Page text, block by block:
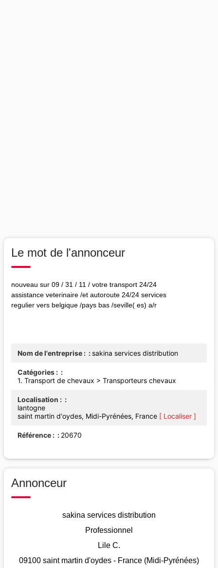
Le mot de l'annonceur
nouveau sur 09 / 31 / 11 / votre transport 24/24
assistance veterinaire /et autoroute 24/24 services
regulier vers belgique /pays bas /seville( es) a/r
Nom de l'entreprise : sakina services distribution
Catégories :
1. Transport de chevaux > Transporteurs chevaux
Localisation :
lantogne
saint martin d'oydes, Midi-Pyrénées, France [ Localiser ]
Référence : 20670
Annonceur
sakina services distribution
Professionnel
Lile C.
09100 saint martin d'oydes - France (Midi-Pyrénées)